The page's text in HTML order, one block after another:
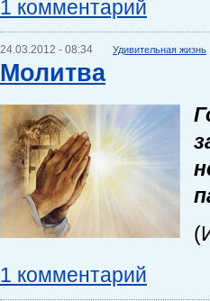
1 комментарий
24.03.2012 - 08:34 Удивительная жизнь
Молитва
1 комментарий